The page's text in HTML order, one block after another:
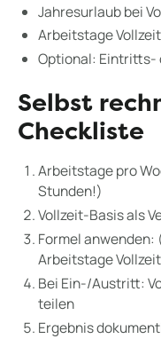
Jahresurlaub bei
Arbeitstage
Optional: Eintritts-
Selbst
Checkliste
Arbeitstage pro
Stunden!)
Vollzeit-Basis als
Formel
Arbeitstage
Bei Ein-/Austritt:
teilen
Ergebnis